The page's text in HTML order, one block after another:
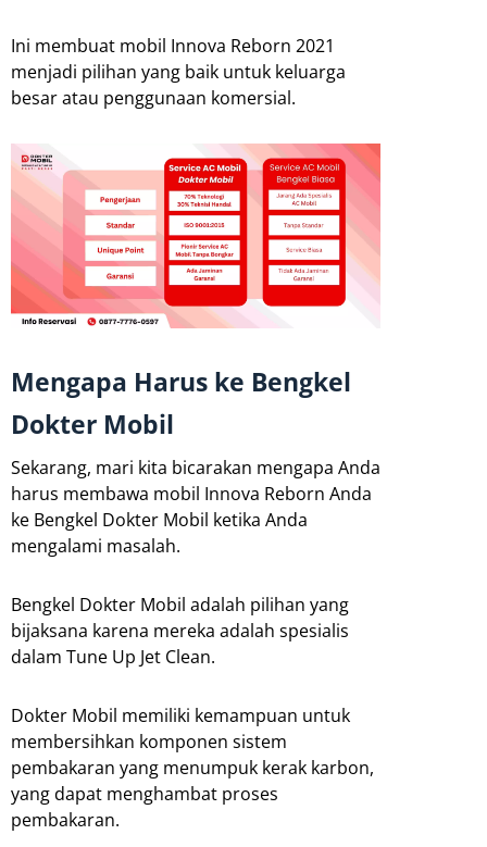
Ini membuat mobil Innova Reborn 2021
menjadi pilihan yang baik untuk keluarga
besar atau penggunaan komersial.
Mengapa Harus ke Bengkel
Dokter Mobil
Sekarang, mari kita bicarakan mengapa Anda
harus membawa mobil Innova Reborn Anda
ke Bengkel Dokter Mobil ketika Anda
mengalami masalah.
Bengkel Dokter Mobil adalah pilihan yang
bijaksana karena mereka adalah spesialis
dalam Tune Up Jet Clean.
Dokter Mobil memiliki kemampuan untuk
membersihkan komponen sistem
pembakaran yang menumpuk kerak karbon,
yang dapat menghambat proses
pembakaran.